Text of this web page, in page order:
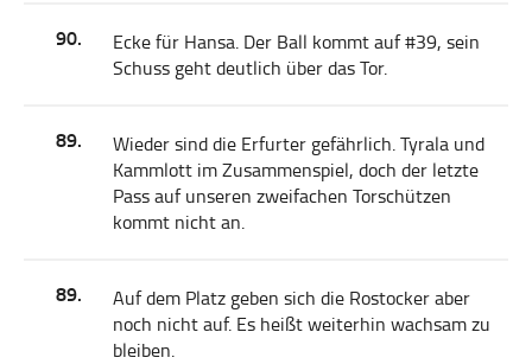
90.
Ecke für Hansa. Der Ball kommt auf #39, sein
Schuss geht deutlich über das Tor.
89.
Wieder sind die Erfurter gefährlich. Tyrala und
Kammlott im Zusammenspiel, doch der letzte
Pass auf unseren zweifachen Torschützen
kommt nicht an.
89.
Auf dem Platz geben sich die Rostocker aber
noch nicht auf. Es heißt weiterhin wachsam zu
bleiben.